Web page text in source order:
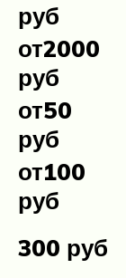
руб
от2000
руб
от50
руб
от100
руб
300 руб